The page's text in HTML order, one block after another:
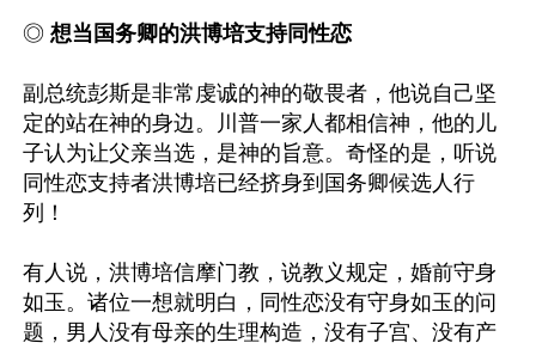
◎ 想当国务卿的洪博培支持同性恋
副总统彭斯是非常虔诚的神的敬畏者，他说自己坚
定的站在神的身边。川普一家人都相信神，他的儿
子认为让父亲当选，是神的旨意。奇怪的是，听说
同性恋支持者洪博培已经挤身到国务卿候选人行
列！
有人说，洪博培信摩门教，说教义规定，婚前守身
如玉。诸位一想就明白，同性恋没有守身如玉的问
题，男人没有母亲的生理构造，没有子宫、没有产